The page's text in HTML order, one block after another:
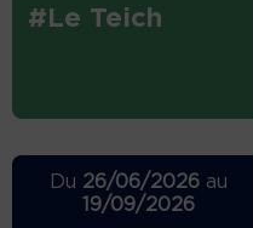
#Le Teich
Du 26/06/2026 au
19/09/2026